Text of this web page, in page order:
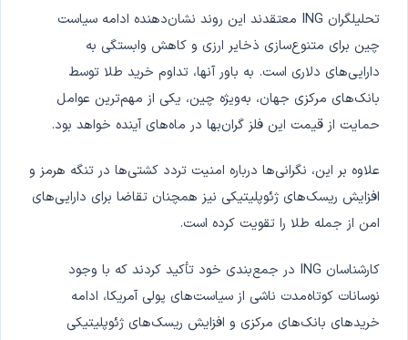
تحلیلگران ING معتقدند این روند نشان‌دهنده ادامه سیاست
چین برای متنوع‌سازی ذخایر ارزی و کاهش وابستگی به
دارایی‌های دلاری است. به باور آنها، تداوم خرید طلا توسط
بانک‌های مرکزی جهان، به‌ویژه چین، یکی از مهم‌ترین عوامل
حمایت از قیمت این فلز گران‌بها در ماه‌های آینده خواهد بود.
علاوه بر این، نگرانی‌ها درباره امنیت تردد کشتی‌ها در تنگه هرمز و
افزایش ریسک‌های ژئوپلیتیکی نیز همچنان تقاضا برای دارایی‌های
امن از جمله طلا را تقویت کرده است.
کارشناسان ING در جمع‌بندی خود تأکید کردند که با وجود
نوسانات کوتاه‌مدت ناشی از سیاست‌های پولی آمریکا، ادامه
خریدهای بانک‌های مرکزی و افزایش ریسک‌های ژئوپلیتیکی